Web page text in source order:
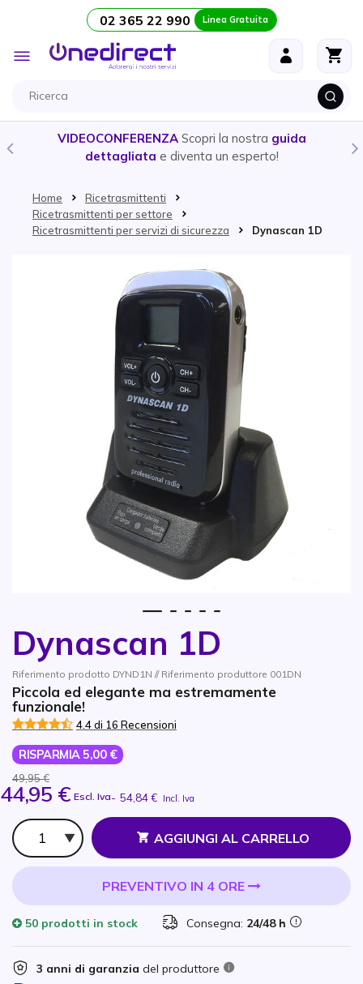
Salta al contenuto 02 365 22 990 Linea Gratuita
Toggle
Nav
VIDEOCONFERENZAScopri la nostraguida
dettagliatae diventa un esperto!
Home
Ricetrasmittenti
Ricetrasmittenti per settore
Ricetrasmittenti per servizi di sicurezza
Dynascan 1D
Dynascan 1D
Riferimento prodotto DYND1N // Riferimento produttore 001DN
Piccola ed elegante ma estremamente
funzionale!
4.4 di 16 Recensioni
RISPARMIA 5,00 €
49,95 €
44,95 € Escl. Iva- 54,84 € Incl. Iva
Qtà
AGGIUNGI AL CARRELLO
PREVENTIVO IN 4 ORE
50 prodotti in stock Consegna: 24/48 h
3 anni di garanzia del produttore
Vai all'inizio della galleria di immagini